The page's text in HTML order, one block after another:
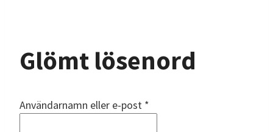
Glömt lösenord
Användarnamn eller e-post *